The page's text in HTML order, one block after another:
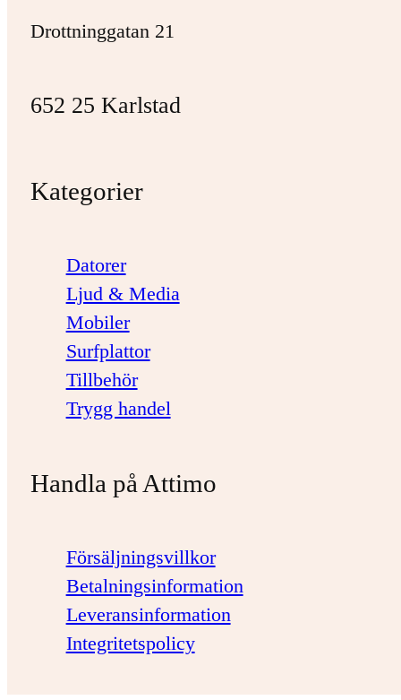
Drottninggatan 21
652 25 Karlstad
Kategorier
Datorer
Ljud & Media
Mobiler
Surfplattor
Tillbehör
Trygg handel
Handla på Attimo
Försäljningsvillkor
Betalningsinformation
Leveransinformation
Integritetspolicy